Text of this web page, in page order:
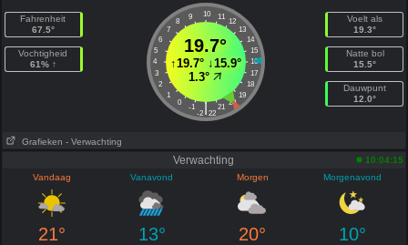
Fahrenheit
67.5°
Vochtigheid
61% ↑
10
9 11
8
12
7
13
6
14
5
15
4
16
3
17
2
18
1
19
0
20
-1 21
|
-2 22
19.7°
↑19.7°↓15.9°
1.3°
Voelt als
19.3°
Natte bol
15.5°
Dauwpunt
12.0°
Grafieken - Verwachting
Verwachting
10:04:15
Vandaag
Vanavond Morgen Morgenavond
21° 13° 20° 10°